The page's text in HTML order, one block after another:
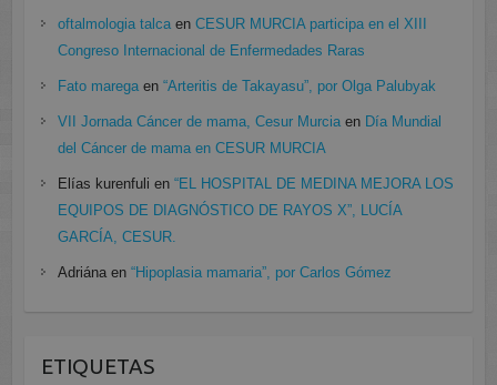
oftalmologia talcaen CESUR MURCIA participa en el XIII
Congreso Internacional de Enfermedades Raras
Fato maregaen “Arteritis de Takayasu”, por Olga Palubyak
VII Jornada Cáncer de mama, Cesur Murciaen Día Mundial
del Cáncer de mama en CESUR MURCIA
Elías kurenfuli en “EL HOSPITAL DE MEDINA MEJORA LOS
EQUIPOS DE DIAGNÓSTICO DE RAYOS X”, LUCÍA
GARCÍA, CESUR.
Adriánaen “Hipoplasia mamaria”, por Carlos Gómez
ETIQUETAS